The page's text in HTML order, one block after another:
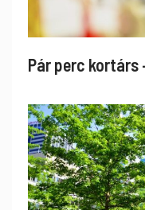
Pár perc